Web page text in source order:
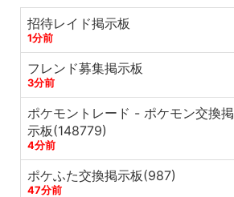
招待レイド掲示板
1分前
フレンド募集掲示板
3分前
ポケモントレード - ポケモン交換掲
示板(148779)
4分前
ポケふた交換掲示板(987)
47分前